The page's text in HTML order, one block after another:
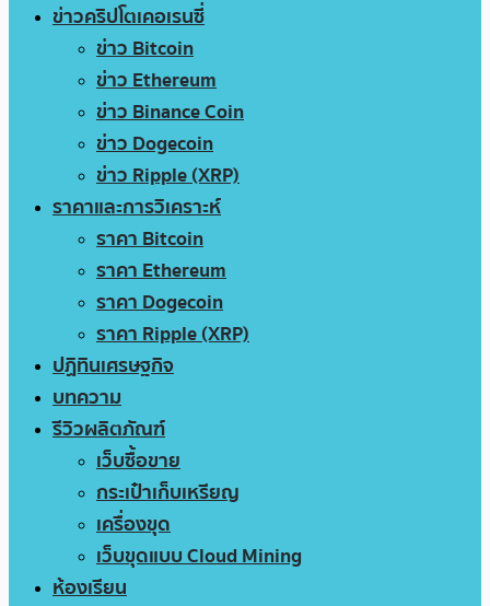
ข่าวคริปโตเคอเรนซี่
ข่าว Bitcoin
ข่าว Ethereum
ข่าว Binance Coin
ข่าว Dogecoin
ข่าว Ripple (XRP)
ราคาและการวิเคราะห์
ราคา Bitcoin
ราคา Ethereum
ราคา Dogecoin
ราคา Ripple (XRP)
ปฏิทินเศรษฐกิจ
บทความ
รีวิวผลิตภัณฑ์
เว็บซื้อขาย
กระเป๋าเก็บเหรียญ
เครื่องขุด
เว็บขุดแบบ Cloud Mining
ห้องเรียน